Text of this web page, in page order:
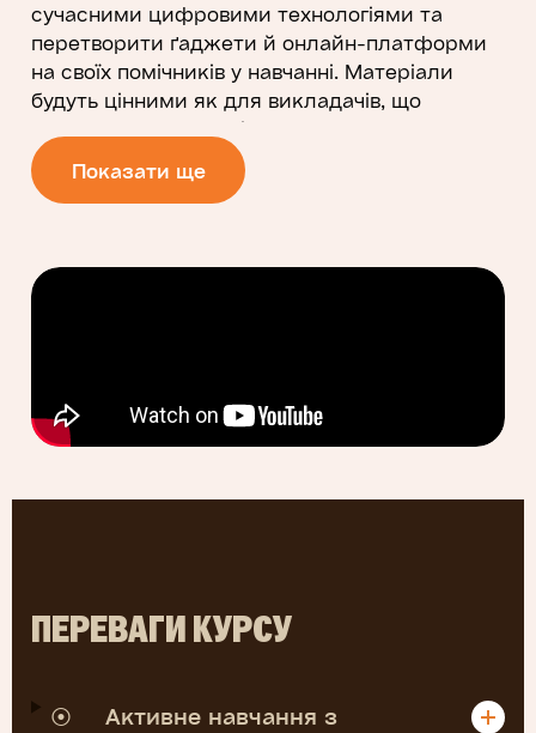
сучасними цифровими технологіями та
перетворити ґаджети й онлайн-платформи
на своїх помічників у навчанні. Матеріали
будуть цінними як для викладачів, що
працюють очно, так і для тих, хто навчає
дистанційно. Ви дізнаєтесь, як проєктувати
освітній процес за принципами зворотного
інструменти, створювати навчальний контент
і підтримувати активну участь учнів.
Показати ще
ПЕРЕВАГИ КУРСУ
⦿
Активне навчання з